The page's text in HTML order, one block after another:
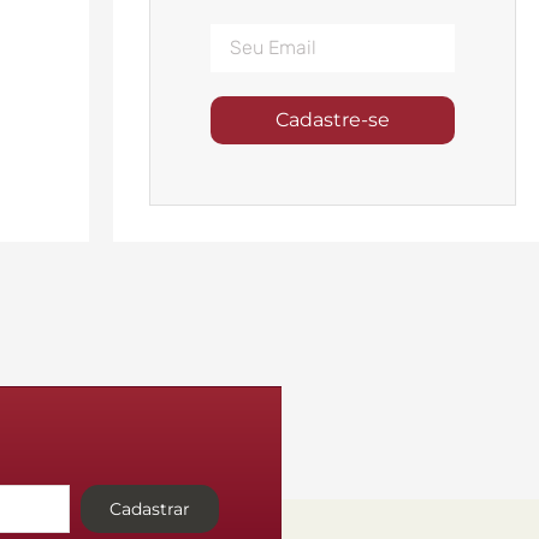
Cadastre-se
Cadastrar